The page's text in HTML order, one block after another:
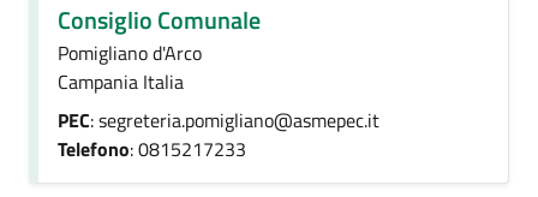
Consiglio Comunale
Pomigliano d'Arco
Campania Italia
PEC: segreteria.pomigliano@asmepec.it
Telefono: 0815217233